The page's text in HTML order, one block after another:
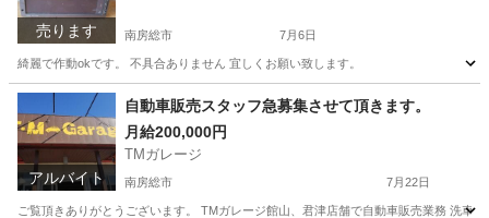
売ります 南房総市 7月6日
綺麗で作動okです。 不具合ありません 宜しくお願い致します。
千葉 南房総市 車のパーツ
アルバイト
自動車販売スタッフ急募集させて頂きます。
月給200,000円
TMガレージ
南房総市 7月22日
ご覧頂きありがとうございます。 TMガレージ館山、君津店舗で自動車販売業務 洗車